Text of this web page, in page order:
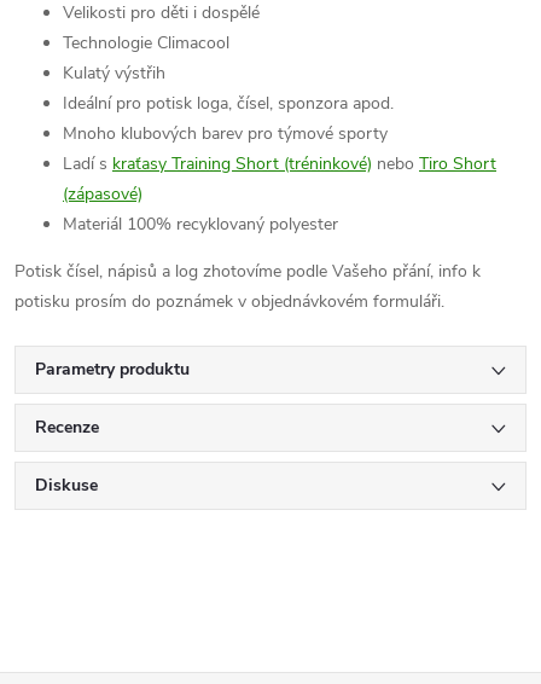
Velikosti pro děti i dospělé
Technologie Climacool
Kulatý výstřih
Ideální pro potisk loga, čísel, sponzora apod.
Mnoho klubových barev pro týmové sporty
Ladí s kraťasy Training Short (tréninkové) nebo Tiro Short
(zápasové)
Materiál 100% recyklovaný polyester
Potisk čísel, nápisů a log zhotovíme podle Vašeho přání, info k
potisku prosím do poznámek v objednávkovém formuláři.
Parametry produktu
Recenze
Diskuse